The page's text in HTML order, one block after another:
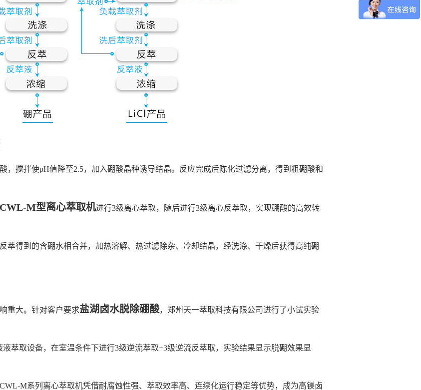
搅拌使pH值降至2.5，加入硼酸晶种诱导结晶。反应完成后陈化过滤分离，得到粗硼酸和
CWL-M型离心萃取机进行3级离心萃取，随后进行3级离心反萃取，实现硼酸的高效转
得到的含硼水相合并，加热溶解、热过滤除杂、冷却结晶，经洗涤、干燥后获得高纯硼
重大。针对客户要求盐湖卤水脱除硼酸，郑州天一萃取科技有限公司进行了小试实验
萃取设备， 在室温条件下进行3级逆流萃取+3级逆流反萃取， 实验结果显示脱硼效果显
M系列离心萃取机凭借耐腐蚀性强、萃取效率高、连续化运行稳定等优势，成为高镁卤